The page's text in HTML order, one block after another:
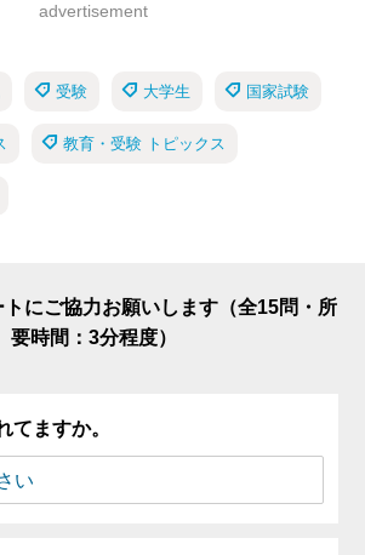
advertisement
受験 大学生 国家試験
教育・受験 トピックス
トにご協力お願いします（全15問・所
要時間：3分程度）
てますか。